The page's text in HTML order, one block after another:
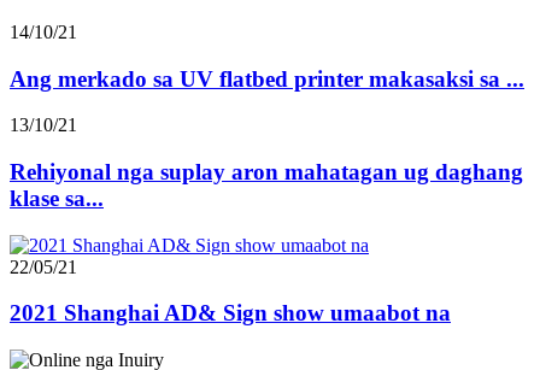
14/10/21
Ang merkado sa UV flatbed printer makasaksi sa ...
13/10/21
Rehiyonal nga suplay aron mahatagan ug daghang
klase sa...
22/05/21
2021 Shanghai AD& Sign show umaabot na